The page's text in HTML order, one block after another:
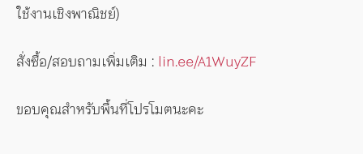
ใช้งานเชิงพาณิชย์)
สั่งซื้อ/สอบถามเพิ่มเติม : lin.ee/A1WuyZF
ขอบคุณสำหรับพื้นที่โปรโมตนะคะ